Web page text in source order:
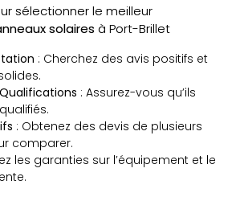
sélectionner le meilleur
solaires à Port-Brillet
: Cherchez des avis positifs et
: Assurez-vous qu’ils
: Obtenez des devis de plusieurs
comparer.
les garanties sur l’équipement et le